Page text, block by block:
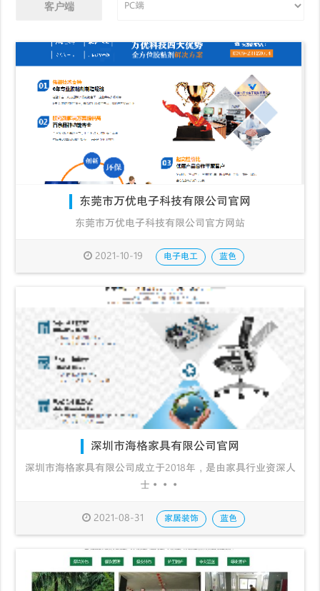
客户端
东莞市万优电子科技有限公司官网
东莞市万优电子科技有限公司官方网站
2021-10-19 电子电工 蓝色
深圳市海格家具有限公司官网
深圳市海格家具有限公司成立于2018年，是由家具行业资深人
士···
2021-08-31 家居装饰 蓝色